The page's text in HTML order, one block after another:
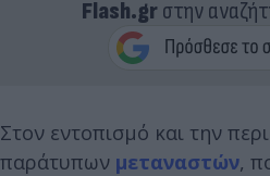
Flash.grστην
Στον εντοπισμό και την
παράτυπων μεταναστών,